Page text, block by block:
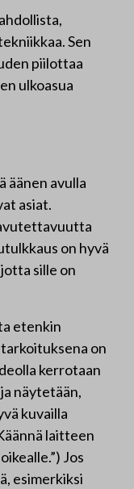
Sen
piilottaa
ulkoasua
äänen avulla
asiat.
on hyvä
sille on
etenkin
on
kerrotaan
näytetään,
kuvailla
laitteen
Jos
esimerkiksi